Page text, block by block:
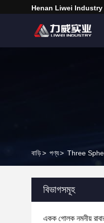
Henan Liwei Industry
বাড়ি> পণ্য> Three
বিভাগসমূহ
একক গোলক নমনীয়